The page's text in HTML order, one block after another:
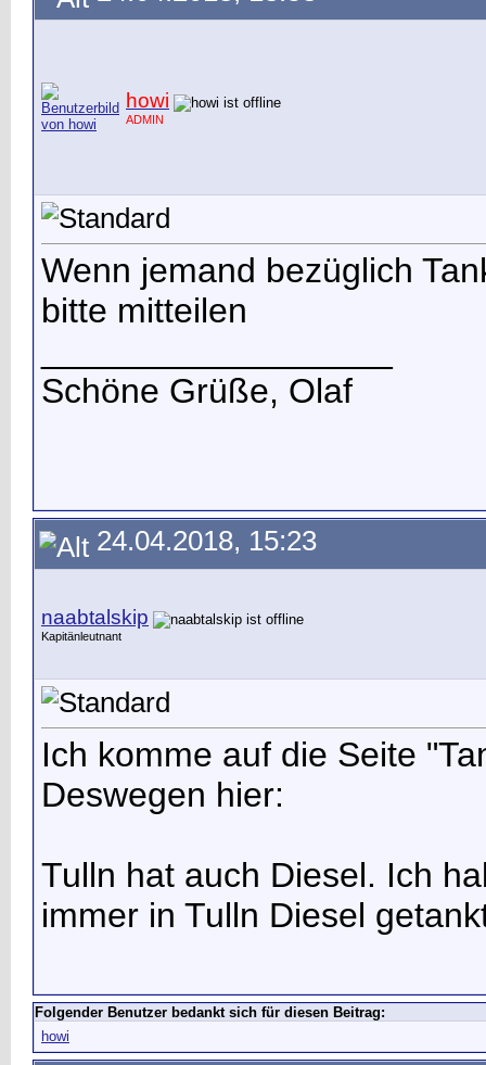
howi
ADMIN
Wenn jemand bezüglich
bitte mitteilen
Schöne Grüße, Olaf
24.04.2018, 15:23
naabtalskip
Kapitänleutnant
Ich komme auf die Seite
Deswegen hier:
Tulln hat auch Diesel. Ich
immer in Tulln Diesel
Folgender Benutzer bedankt sich für diesen Beitrag:
howi